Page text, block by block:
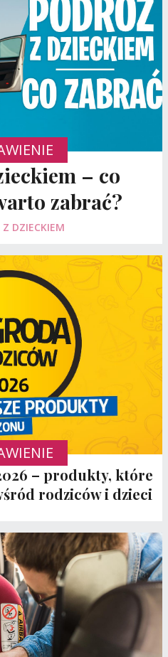
– co
zabrać?
DZIECKIEM
– produkty, które
rodziców i dzieci